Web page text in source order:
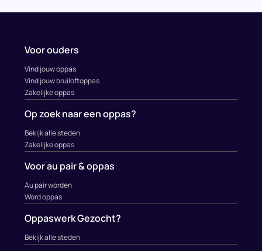
Voor ouders
Vind jouw oppas
Vind jouw bruiloftoppas
Zakelijke oppas
Op zoek naar een oppas?
Bekijk alle steden
Zakelijke oppas
Voor au pair & oppas
Au pair worden
Word oppas
Oppaswerk Gezocht?
Bekijk alle steden